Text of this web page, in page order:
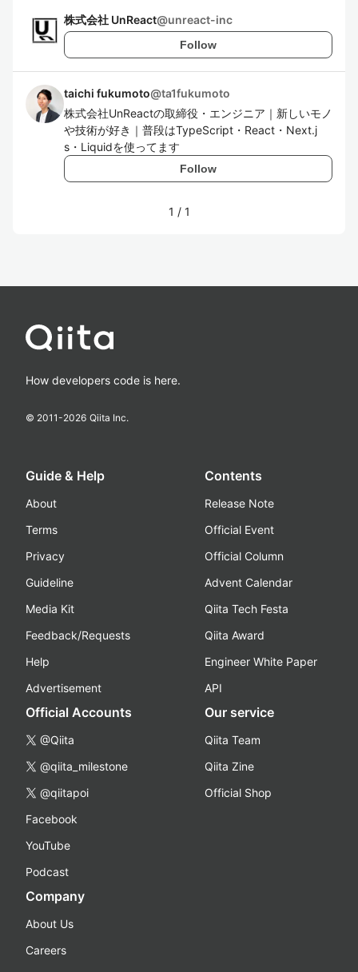
株式会社 UnReact@unreact-inc
Follow
taichi fukumoto@ta1fukumoto
株式会社UnReactの取締役・エンジニア｜新しいモノ
や技術が好き｜普段はTypeScript・React・Next.j
s・Liquidを使ってます
Follow
1 / 1
How developers code is here.
© 2011-2026 Qiita Inc.
Guide & Help
About
Terms
Privacy
Guideline
Media Kit
Feedback/Requests
Help
Advertisement
Contents
Release Note
Official Event
Official Column
Advent Calendar
Qiita Tech Festa
Qiita Award
Engineer White Paper
API
Official Accounts
@Qiita
@qiita_milestone
@qiitapoi
Facebook
YouTube
Podcast
Our service
Qiita Team
Qiita Zine
Official Shop
Company
About Us
Careers